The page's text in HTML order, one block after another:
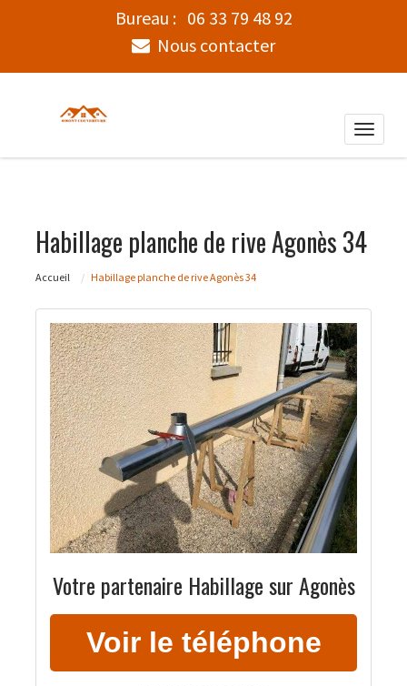
Bureau : 06 33 79 48 92
Nous contacter
Toggle
Habillage planche de rive Agonès 34
Accueil Habillage planche de rive Agonès 34
Votre partenaire Habillage sur Agonès